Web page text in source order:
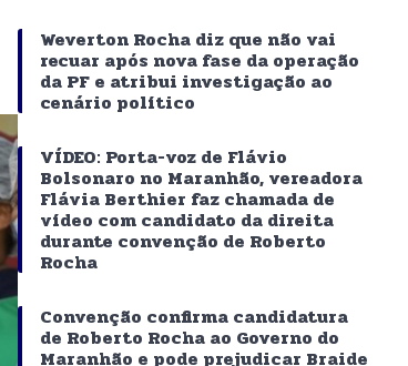
Weverton Rocha diz que não vai
recuar após nova fase da operação
da PF e atribui investigação ao
cenário político
VÍDEO: Porta-voz de Flávio
Bolsonaro no Maranhão, vereadora
Flávia Berthier faz chamada de
vídeo com candidato da direita
durante convenção de Roberto
Rocha
Convenção confirma candidatura
de Roberto Rocha ao Governo do
Maranhão e pode prejudicar Braide